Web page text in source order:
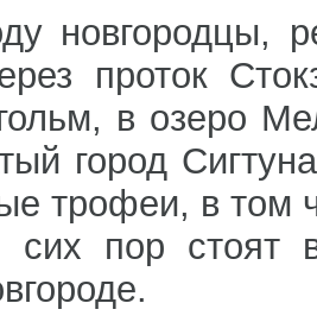
новгородцы,
проток
в озеро
город
трофеи, в том
сих пор стоят